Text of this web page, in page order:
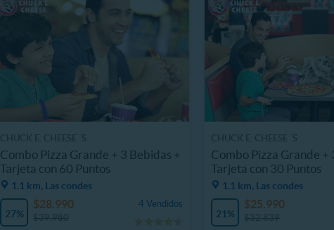
Combo Pizza Grande + 3 Bebidas +
Tarjeta con 60 Puntos
1.1 km, Las condes
27%
4 Vendidos
$28.990
Combo Pizza Grande +
Tarjeta con 30 Puntos
1.1 km, Las condes
21%
$25.990